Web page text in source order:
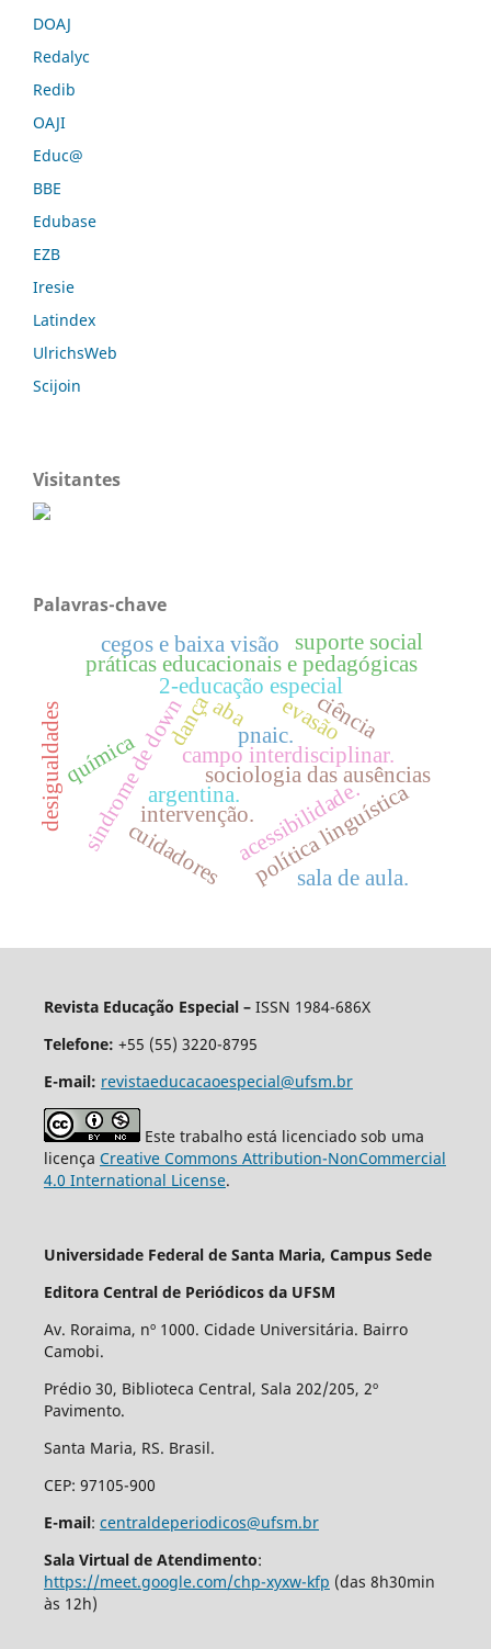
DOAJ
Redalyc
Redib
OAJI
Educ@
BBE
Edubase
EZB
Iresie
Latindex
UlrichsWeb
Scijoin
Visitantes
Palavras-chave
ciência
campo interdisciplinar.
2-educação especial
sindrome de down
práticas educacionais e pedagógicas
sociologia das ausências
argentina. política linguística
dança pnaic.evasão
acessibilidade.
cegos e baixa visão
química
intervenção.
aba
cuidadores
suporte social
sala de aula.
desigualdades
Revista Educação Especial – ISSN 1984-686X
Telefone: +55 (55) 3220-8795
E-mail: revistaeducacaoespecial@ufsm.br
Este trabalho está licenciado sob uma
licença Creative Commons Attribution-NonCommercial
4.0 International License.
Universidade Federal de Santa Maria, Campus Sede
Editora Central de Periódicos da UFSM
Av. Roraima, nº 1000. Cidade Universitária. Bairro
Camobi.
Prédio 30, Biblioteca Central, Sala 202/205, 2º
Pavimento.
Santa Maria, RS. Brasil.
CEP: 97105-900
E-mail: centraldeperiodicos@ufsm.br
Sala Virtual de Atendimento:
https://meet.google.com/chp-xyxw-kfp (das 8h30min
às 12h)